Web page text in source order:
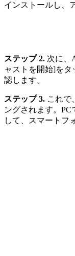
インストールし、
ステップ 2. 次に、
ャストを開始]をタ
認します。
ステップ 3. これで
ングされます。
して、スマートフ